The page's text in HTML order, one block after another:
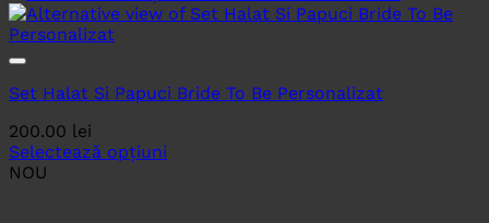
Set Halat Si Papuci Bride To Be Personalizat
200.00 lei
Selectează opțiuni
NOU